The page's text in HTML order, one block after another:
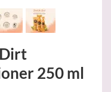
250 ml